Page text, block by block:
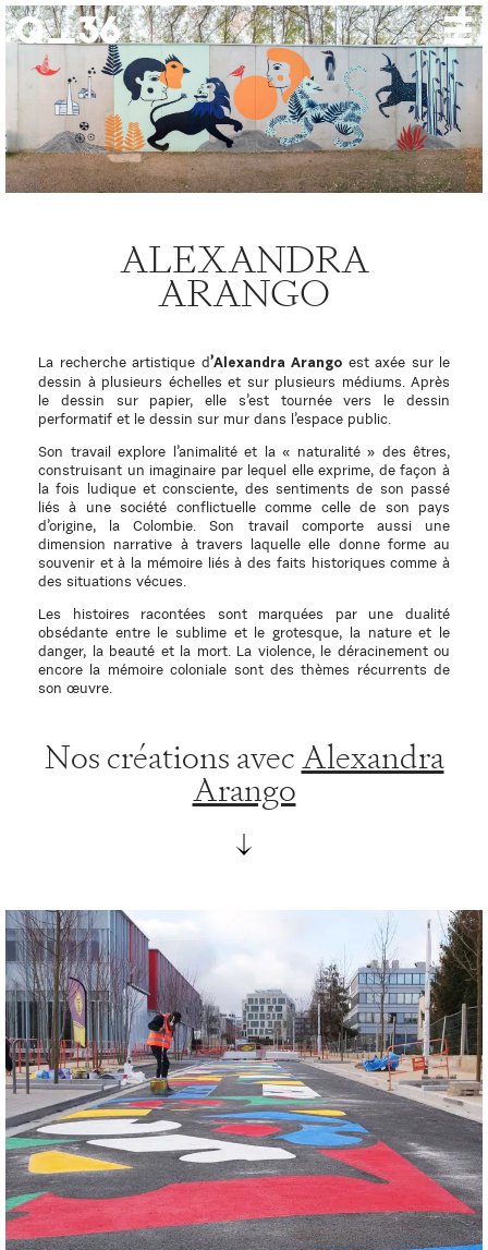
Nos créations
Nos talents
Où nous trouver
Nos expositions
À propos
Contact
ALEXANDRA
ARANGO
La recherche artistique d’Alexandra Arango est axée sur le
dessin à plusieurs échelles et sur plusieurs médiums. Après
le dessin sur papier, elle s’est tournée vers le dessin
performatif et le dessin sur mur dans l’espace public.
Son travail explore l’animalité et la « naturalité » des êtres,
construisant un imaginaire par lequel elle exprime, de façon à
la fois ludique et consciente, des sentiments de son passé
liés à une société conflictuelle comme celle de son pays
d’origine, la Colombie. Son travail comporte aussi une
dimension narrative à travers laquelle elle donne forme au
souvenir et à la mémoire liés à des faits historiques comme à
des situations vécues.
Les histoires racontées sont marquées par une dualité
obsédante entre le sublime et le grotesque, la nature et le
danger, la beauté et la mort. La violence, le déracinement ou
encore la mémoire coloniale sont des thèmes récurrents de
son œuvre.
Nos créations avecAlexandra
Arango